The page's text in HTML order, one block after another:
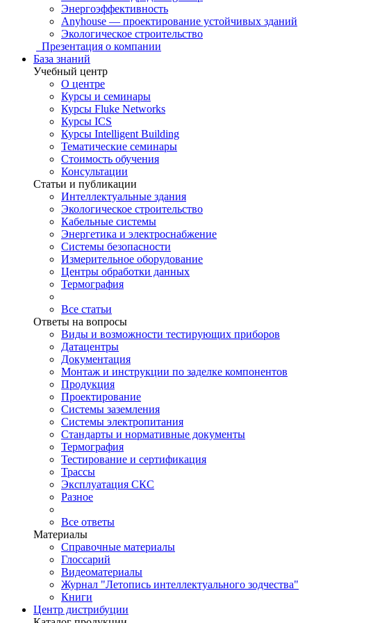
Энергоэффективность
Anyhouse — проектирование устойчивых зданий
Экологическое строительство
Презентация о компании
База знаний
Учебный центр
О центре
Курсы и семинары
Курсы Fluke Networks
Курсы ICS
Курсы Intelligent Building
Тематические семинары
Стоимость обучения
Консультации
Статьи и публикации
Интеллектуальные здания
Экологическое строительство
Кабельные системы
Энергетика и электроснабжение
Системы безопасности
Измерительное оборудование
Центры обработки данных
Термография
Все статьи
Ответы на вопросы
Виды и возможности тестирующих приборов
Датацентры
Документация
Монтаж и инструкции по заделке компонентов
Продукция
Проектирование
Системы заземления
Системы электропитания
Стандарты и нормативные документы
Термография
Тестирование и сертификация
Трассы
Эксплуатация СКС
Разное
Все ответы
Материалы
Справочные материалы
Глоссарий
Видеоматериалы
Журнал "Летопись интеллектуального зодчества"
Книги
Центр дистрибуции